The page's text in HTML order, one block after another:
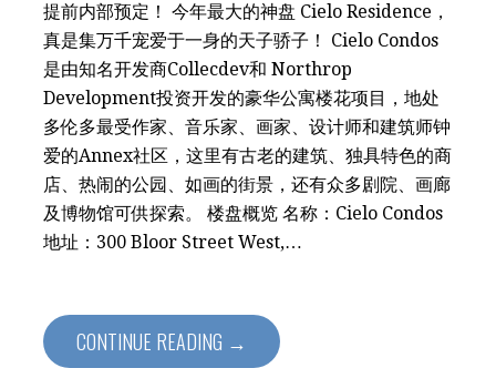
提前内部预定！ 今年最大的神盘 Cielo Residence，
真是集万千宠爱于一身的天子骄子！ Cielo Condos
是由知名开发商Collecdev和 Northrop
Development投资开发的豪华公寓楼花项目，地处
多伦多最受作家、音乐家、画家、设计师和建筑师钟
爱的Annex社区，这里有古老的建筑、独具特色的商
店、热闹的公园、如画的街景，还有众多剧院、画廊
及博物馆可供探索。 楼盘概览 名称：Cielo Condos
地址：300 Bloor Street West,…
CONTINUE READING →